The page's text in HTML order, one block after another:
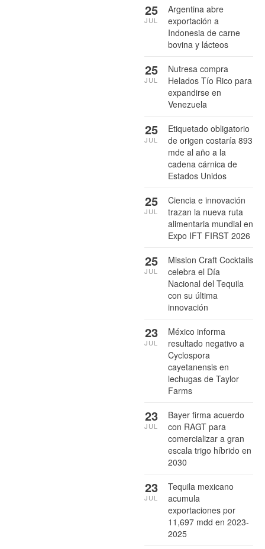
Argentina abre
exportación a
Indonesia de carne
bovina y lácteos
25
JUL
Nutresa compra
Helados Tío Rico para
expandirse en
Venezuela
25
JUL
Etiquetado obligatorio
de origen costaría 893
mde al año a la
cadena cárnica de
Estados Unidos
25
JUL
Ciencia e innovación
trazan la nueva ruta
alimentaria mundial en
Expo IFT FIRST 2026
25
JUL
Mission Craft Cocktails
celebra el Día
Nacional del Tequila
con su última
innovación
25
JUL
México informa
resultado negativo a
Cyclospora
cayetanensis en
lechugas de Taylor
Farms
23
JUL
Bayer firma acuerdo
con RAGT para
comercializar a gran
escala trigo híbrido en
2030
23
JUL
Tequila mexicano
acumula
exportaciones por
11,697 mdd en 2023-
2025
23
JUL